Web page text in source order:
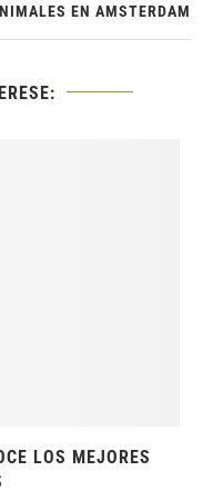
EN AMSTERDAM
LOS MEJORES